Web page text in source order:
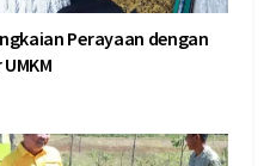
Perayaan dengan